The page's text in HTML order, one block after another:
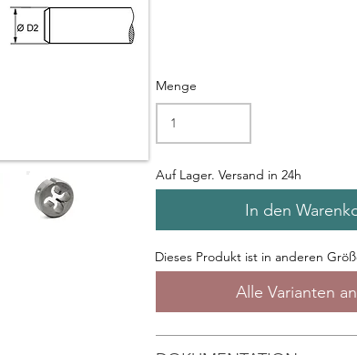
Menge
Auf Lager. Versand in 24h
In den
Dieses Produkt ist in anderen
Alle Varianten